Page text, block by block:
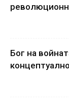
Бог на